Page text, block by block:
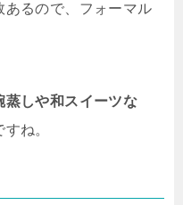
あるので、フォーマル
蒸しや和スイーツな
すね。